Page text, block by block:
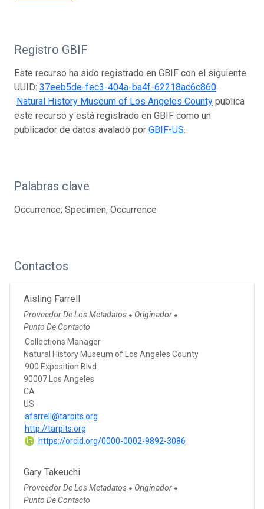
Registro GBIF
Este recurso ha sido registrado en GBIF con el siguiente
UUID: 37eeb5de-fec3-404a-ba4f-62218ac6c860.
Natural History Museum of Los Angeles County publica
este recurso y está registrado en GBIF como un
publicador de datos avalado por GBIF-US.
Palabras clave
Occurrence; Specimen; Occurrence
Contactos
Aisling Farrell
Proveedor De Los Metadatos ● Originador ●
Punto De Contacto
Collections Manager
Natural History Museum of Los Angeles County
900 Exposition Blvd
90007 Los Angeles
CA
US
afarrell@tarpits.org
http://tarpits.org
https://orcid.org/0000-0002-9892-3086
Gary Takeuchi
Proveedor De Los Metadatos ● Originador ●
Punto De Contacto